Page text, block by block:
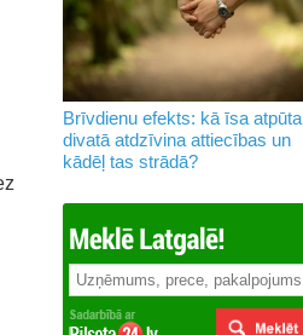
Brīvdienu efekts: kā īsa atpūta
divatā atdzīvina attiecības un
kādēļ tas strādā?